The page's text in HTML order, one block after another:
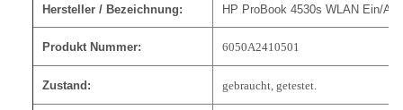
Hersteller / Bezeichnung: HP ProBook 4530s WLAN Ein/
Produkt Nummer: 6050A2410501
Zustand: gebraucht, getestet.